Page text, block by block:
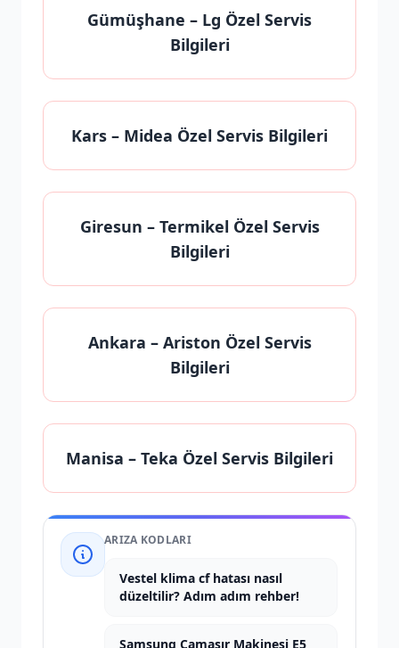
Gümüşhane – Lg Özel Servis
Bilgileri
Kars – Midea Özel Servis Bilgileri
Giresun – Termikel Özel Servis
Bilgileri
Ankara – Ariston Özel Servis
Bilgileri
Manisa – Teka Özel Servis Bilgileri
ARIZA KODLARI
Vestel klima cf hatası nasıl
düzeltilir? Adım adım rehber!
Samsung Çamaşır Makinesi E5